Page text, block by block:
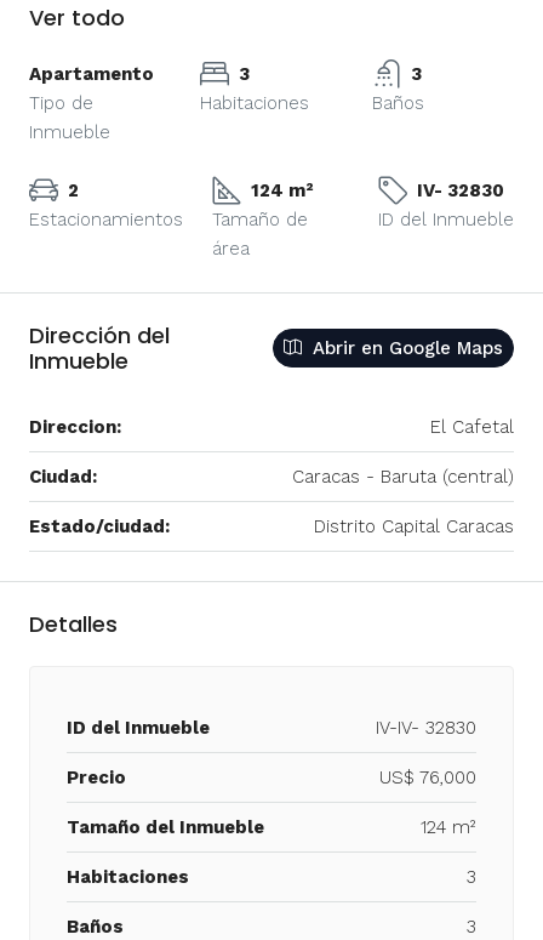
Ver todo
Apartamento
Tipo de
Inmueble
3
Habitaciones
3
Baños
2
Estacionamientos
124 m²
Tamaño de
área
IV- 32830
ID del Inmueble
Dirección del
Inmueble
Abrir en Google Maps
Direccion: El Cafetal
Ciudad: Caracas - Baruta (central)
Estado/ciudad: Distrito Capital Caracas
Detalles
ID del Inmueble IV-IV- 32830
Precio US$ 76,000
Tamaño del Inmueble 124 m²
Habitaciones 3
Baños 3